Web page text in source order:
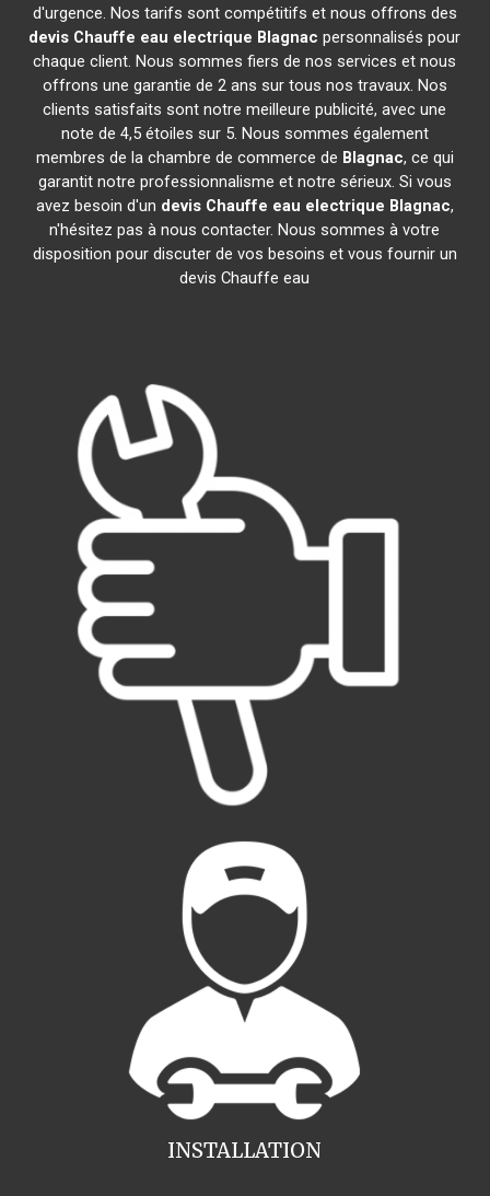
d'urgence. Nos tarifs sont compétitifs et nous offrons des
devis Chauffe eau electrique Blagnac personnalisés pour
chaque client. Nous sommes fiers de nos services et nous
offrons une garantie de 2 ans sur tous nos travaux. Nos
clients satisfaits sont notre meilleure publicité, avec une
note de 4,5 étoiles sur 5. Nous sommes également
membres de la chambre de commerce de Blagnac, ce qui
garantit notre professionnalisme et notre sérieux. Si vous
avez besoin d'un devis Chauffe eau electrique Blagnac,
n'hésitez pas à nous contacter. Nous sommes à votre
disposition pour discuter de vos besoins et vous fournir un
devis Chauffe eau
INSTALLATION